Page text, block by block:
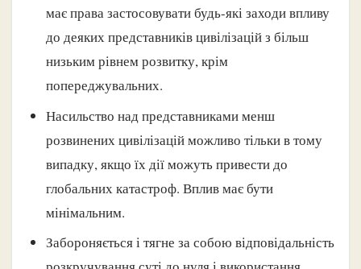
має права застосовувати будь-які заходи впливу
до деяких представників цивілізацій з більш
низьким рівнем розвитку, крім
попереджувальних.
Насильство над представниками менш
розвинених цивілізацій можливо тільки в тому
випадку, якщо їх дії можуть привести до
глобальних катастроф. Вплив має бути
мінімальним.
Забороняється і тягне за собою відповідальність